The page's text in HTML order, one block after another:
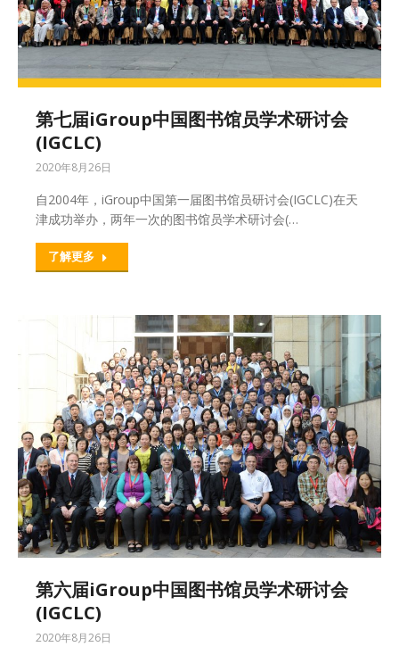
第七届iGroup中国图书馆员学术研讨会
(IGCLC)
2020年8月26日
自2004年，iGroup中国第一届图书馆员研讨会(IGCLC)在天
津成功举办，两年一次的图书馆员学术研讨会(…
了解更多
第六届iGroup中国图书馆员学术研讨会
(IGCLC)
2020年8月26日